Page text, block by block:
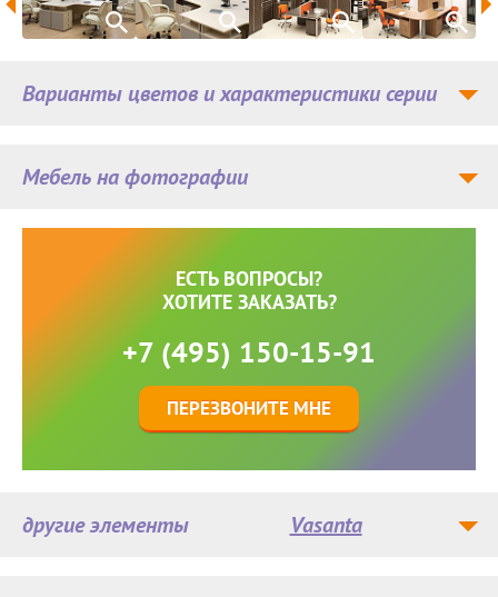
Мебель на фотографии
Варианты цветов и характеристики серии
ЕСТЬ ВОПРОСЫ?
ХОТИТЕ ЗАКАЗАТЬ?
+7 (495) 150-15-91
ПЕРЕЗВОНИТЕ МНЕ
другие элементы Vasanta